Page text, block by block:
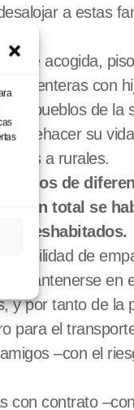
a estas
de acogida,
enteras con
pueblos de la
rehacer su
a rurales.
de
En total se
deshabitados.
de
o mantenerse en
y por tanto de la
para el
–con el
con contrato